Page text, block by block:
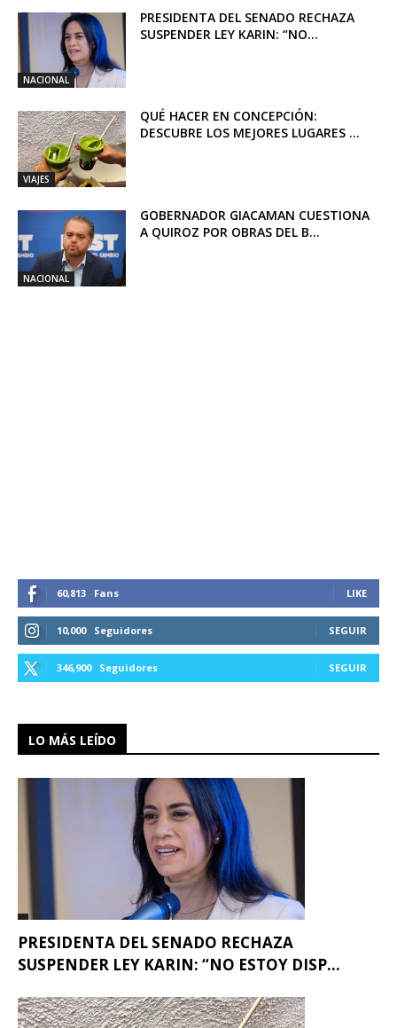
NACIONAL
PRESIDENTA DEL SENADO RECHAZA
SUSPENDER LEY KARIN: “NO...
VIAJES
QUÉ HACER EN CONCEPCIÓN:
DESCUBRE LOS MEJORES LUGARES ...
NACIONAL
GOBERNADOR GIACAMAN CUESTIONA
A QUIROZ POR OBRAS DEL B...
60,813 Fans LIKE
10,000 Seguidores SEGUIR
346,900 Seguidores SEGUIR
LO MÁS LEÍDO
PRESIDENTA DEL SENADO RECHAZA
SUSPENDER LEY KARIN: “NO ESTOY DISP...